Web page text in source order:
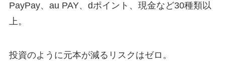
PayPay、au PAY、dポイント、現金など30種類以
上。
投資のように元本が減るリスクはゼロ。